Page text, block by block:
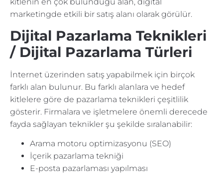
kitlenin en çok bulunduğu alan, digital
marketingde etkili bir satış alanı olarak görülür.
Dijital Pazarlama Teknikleri
/ Dijital Pazarlama Türleri
İnternet üzerinden satış yapabilmek için birçok
farklı alan bulunur. Bu farklı alanlara ve hedef
kitlelere göre de pazarlama teknikleri çeşitlilik
gösterir. Firmalara ve işletmelere önemli derecede
fayda sağlayan teknikler şu şekilde sıralanabilir:
Arama motoru optimizasyonu (SEO)
İçerik pazarlama tekniği
E-posta pazarlaması yapılması